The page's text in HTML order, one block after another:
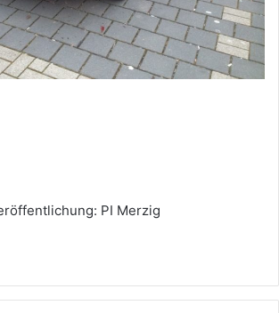
PI Merzig